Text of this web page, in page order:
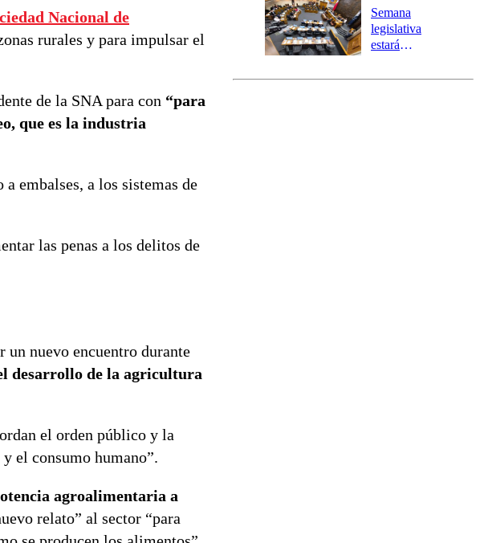
Nacional de
rurales y para impulsar el
de la SNA para con “para
que es la industria
embalses, a los sistemas de
las penas a los delitos de
nuevo encuentro durante
desarrollo de la agricultura
el orden público y la
el consumo humano”.
agroalimentaria a
relato” al sector “para
Preventiva en
tres comunas
Semana
legislativa
estará
el fin de la